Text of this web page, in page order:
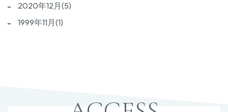
2020年12月(5)
1999年11月(1)